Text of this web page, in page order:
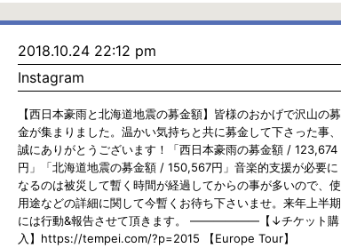
2018.10.24 22:12 pm
Instagram
【西日本豪雨と北海道地震の募金額】皆様のおかげで沢山の募
金が集まりました。温かい気持ちと共に募金して下さった事、
誠にありがとうございます！「西日本豪雨の募金額 / 123,674
円」「北海道地震の募金額 / 150,567円」音楽的支援が必要に
なるのは被災して暫く時間が経過してからの事が多いので、使
用途などの詳細に関して今暫くお待ち下さいませ。来年上半期
には行動&報告させて頂きます。 ——————【↓チケット購
入】https://tempei.com/?p=2015 【Europe Tour】